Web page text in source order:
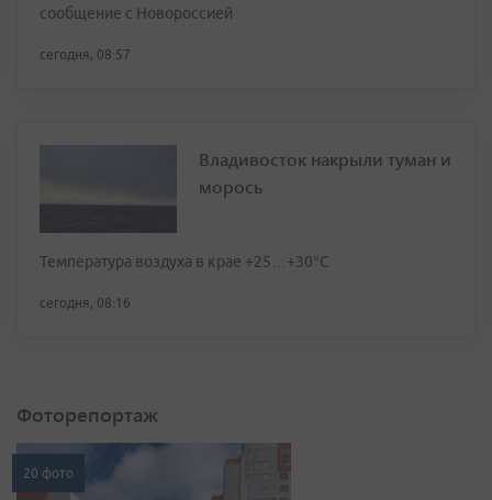
сообщение с Новороссией
сегодня, 08:57
Владивосток накрыли туман и
морось
Температура воздуха в крае +25…+30°C
сегодня, 08:16
Фоторепортаж
20 фото